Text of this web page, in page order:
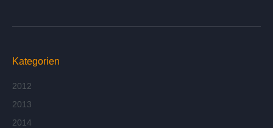
Kategorien
2012
2013
2014